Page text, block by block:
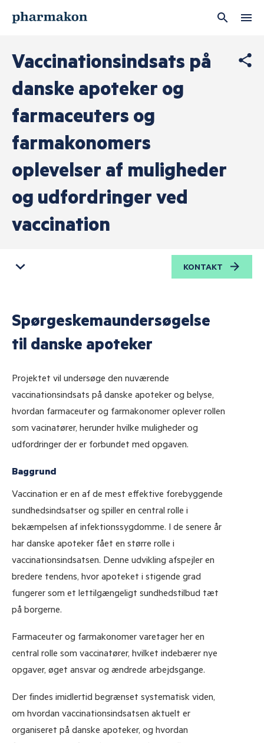
Adgangskode
Husk mig
LOG IND
Vaccinationsindsats på
danske apoteker og
farmaceuters og
farmakonomers
oplevelser af muligheder
og udfordringer ved
vaccination
KONTAKT
Spørgeskemaundersøgelse
til danske apoteker
Projektet vil undersøge den nuværende
vaccinationsindsats på danske apoteker og belyse,
hvordan farmaceuter og farmakonomer oplever rollen
som vacinatører, herunder hvilke muligheder og
udfordringer der er forbundet med opgaven.
Baggrund
Vaccination er en af de mest effektive forebyggende
sundhedsindsatser og spiller en central rolle i
bekæmpelsen af infektionssygdomme. I de senere år
har danske apoteker fået en større rolle i
vaccinationsindsatsen. Denne udvikling afspejler en
bredere tendens, hvor apoteket i stigende grad
fungerer som et lettilgængeligt sundhedstilbud tæt
på borgerne.
Farmaceuter og farmakonomer varetager her en
central rolle som vaccinatører, hvilket indebærer nye
opgaver, øget ansvar og ændrede arbejdsgange.
Der findes imidlertid begrænset systematisk viden,
om hvordan vaccinationsindsatsen aktuelt er
organiseret på danske apoteker, og hvordan
Udfyld navn og e-mail
Navn
E-mail
Vælg et eller flere nyhedsbreve
Kurser og konsulentydelser til apotek
Læs om GMP og GDP, herunder lovgivning, distribution,
risikostyring og pharmacovigilance.
Forskning i apotekets rolle og medicinsikkerhed
Læs det seneste om vores forskningsprojekter og
udviklingsopgaver.
Konferencecenterets nyhedsbrev
Læs om nyheder og arrangementer, tiltag på
konferencecenteret og inspiration fra Pharmakons
køkken.
Læs om uddannelsen til dig, der overvejer at blive
farmakonomstuderende.